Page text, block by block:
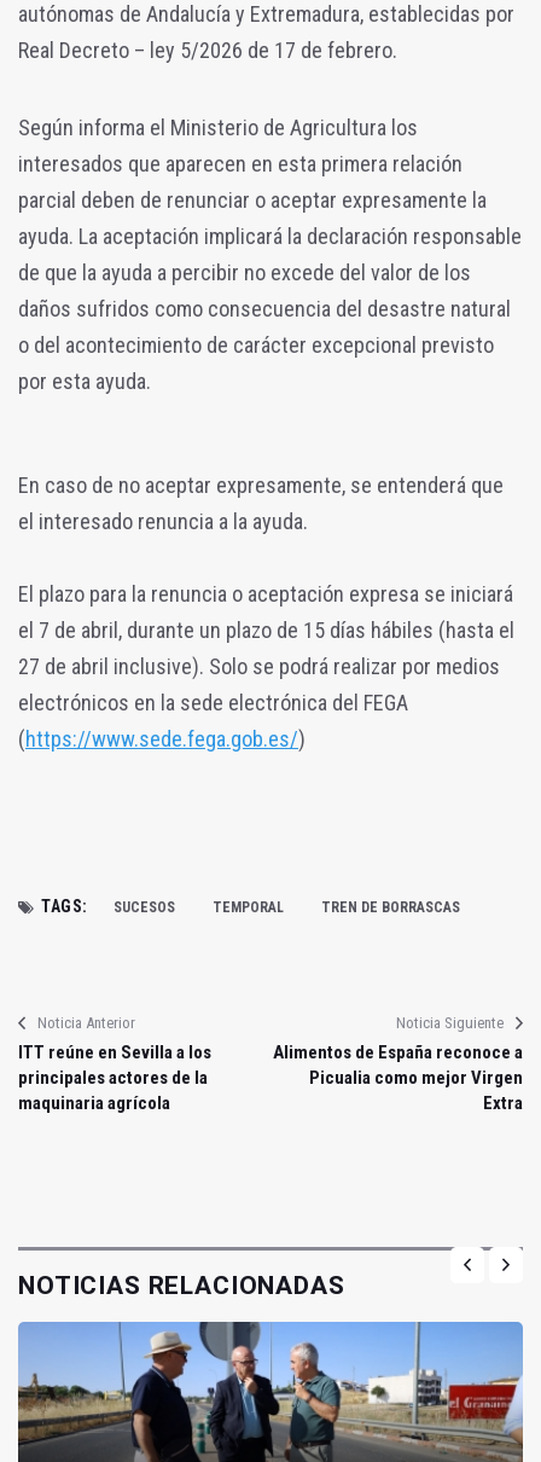
autónomas de Andalucía y Extremadura, establecidas por
Real Decreto – ley 5/2026 de 17 de febrero.
Según informa el Ministerio de Agricultura l os
interesados que aparecen en esta primera relación
parcial deben de renunciar o aceptar expresamente la
ayuda. La aceptación implicará la declaración responsable
de que la ayuda a percibir no excede del valor de los
daños sufridos como consecuencia del desastre natural
o del acontecimiento de carácter excepcional previsto
por esta ayuda.
En caso de no aceptar expresamente, se entenderá que
el interesado renuncia a la ayuda.
El plazo para la renuncia o aceptación expresa se iniciará
el 7 de abril, durante un plazo de 15 días hábiles (hasta el
27 de abril inclusive). Solo se podrá realizar por medios
electrónicos en la sede electrónica del FEGA
(https://www.sede.fega.gob.es/)
TAGS: SUCESOS TEMPORAL TREN DE BORRASCAS
Noticia Anterior
ITT reúne en Sevilla a los
principales actores de la
maquinaria agrícola
Noticia Siguiente
Alimentos de España reconoce a
Picualia como mejor Virgen
Extra
NOTICIAS RELACIONADAS